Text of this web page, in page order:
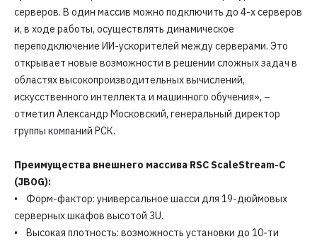
серверов. В один массив можно подключить до 4-х серверов
и, в ходе работы, осуществлять динамическое
переподключение ИИ-ускорителей между серверами. Это
открывает новые возможности в решении сложных задач в
областях высокопроизводительных вычислений,
искусственного интеллекта и машинного обучения», –
отметил Александр Московский, генеральный директор
группы компаний РСК.
Преимущества внешнего массива RSC ScaleStream-C
(JBOG):
• Форм-фактор: универсальное шасси для 19-дюймовых
серверных шкафов высотой 3U.
• Высокая плотность: возможность установки до 10-ти